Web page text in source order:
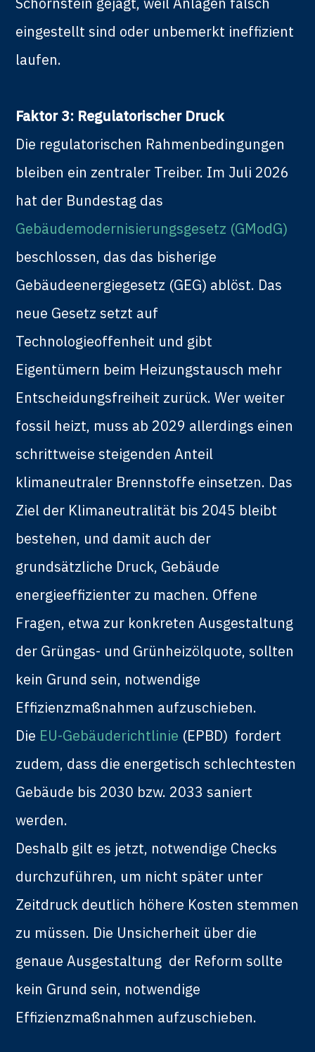
eingestellt sind oder unbemerkt ineffizient
laufen.
Faktor 3: Regulatorischer Druck
Die regulatorischen Rahmenbedingungen
bleiben ein zentraler Treiber. Im Juli 2026
hat der Bundestag das
Gebäudemodernisierungsgesetz (GModG)
beschlossen, das das bisherige
Gebäudeenergiegesetz (GEG) ablöst. Das
neue Gesetz setzt auf
Technologieoffenheit und gibt
Eigentümern beim Heizungstausch mehr
Entscheidungsfreiheit zurück. Wer weiter
fossil heizt, muss ab 2029 allerdings einen
schrittweise steigenden Anteil
klimaneutraler Brennstoffe einsetzen. Das
Ziel der Klimaneutralität bis 2045 bleibt
bestehen, und damit auch der
grundsätzliche Druck, Gebäude
energieeffizienter zu machen. Offene
Fragen, etwa zur konkreten Ausgestaltung
der Grüngas- und Grünheizölquote, sollten
kein Grund sein, notwendige
Effizienzmaßnahmen aufzuschieben.
Die EU-Gebäuderichtlinie (EPBD) fordert
zudem, dass die energetisch schlechtesten
Gebäude bis 2030 bzw. 2033 saniert
werden.
Deshalb gilt es jetzt, notwendige Checks
durchzuführen, um nicht später unter
Zeitdruck deutlich höhere Kosten stemmen
zu müssen. Die Unsicherheit über die
genaue Ausgestaltung der Reform sollte
kein Grund sein, notwendige
Effizienzmaßnahmen aufzuschieben.